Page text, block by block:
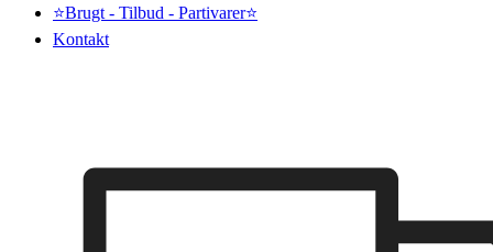
⭐Brugt - Tilbud - Partivarer⭐
Kontakt